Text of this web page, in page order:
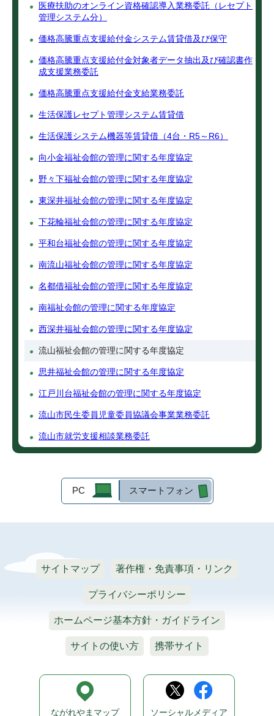
医療扶助のオンライン資格確認導入業務委託（レセプト
管理システム分）
価格高騰重点支援給付金システム賃貸借及び保守
価格高騰重点支援給付金対象者データ抽出及び確認書作
成支援業務委託
価格高騰重点支援給付金支給業務委託
生活保護レセプト管理システム賃貸借
生活保護システム機器等賃貸借（4台・R5～R6）
向小金福祉会館の管理に関する年度協定
野々下福祉会館の管理に関する年度協定
東深井福祉会館の管理に関する年度協定
下花輪福祉会館の管理に関する年度協定
平和台福祉会館の管理に関する年度協定
南流山福祉会館の管理に関する年度協定
名都借福祉会館の管理に関する年度協定
南福祉会館の管理に関する年度協定
西深井福祉会館の管理に関する年度協定
流山福祉会館の管理に関する年度協定
思井福祉会館の管理に関する年度協定
江戸川台福祉会館の管理に関する年度協定
流山市民生委員児童委員協議会事業業務委託
流山市就労支援相談業務委託
PC スマートフォン
サイトマップ 著作権・免責事項・リンク
プライバシーポリシー
ホームページ基本方針・ガイドライン
サイトの使い方 携帯サイト
ながれやまマップ ソーシャルメディア